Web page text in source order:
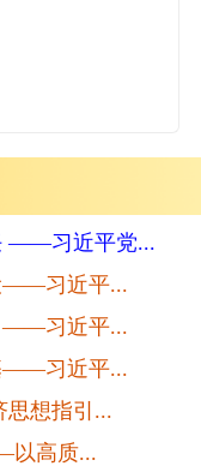
——习近平党...
——习近平...
——习近平...
——习近平...
想指引...
以高质...